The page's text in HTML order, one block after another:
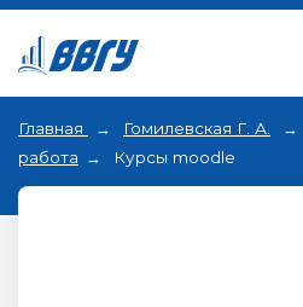
Главная Гомилевская Г. А.
работа
Курсы moodle